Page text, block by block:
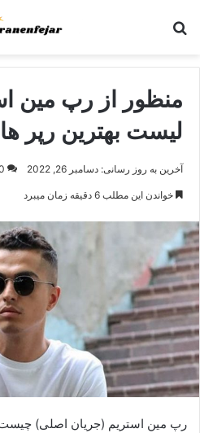
منظور از رپ مین
لیست بهترین رپر
آخرین به روز رسانی: دسامبر 26, 2022
خواندن این مطلب 6 دقیقه زمان میبرد
رپ مین استریم (جریان اصلی) چیست!